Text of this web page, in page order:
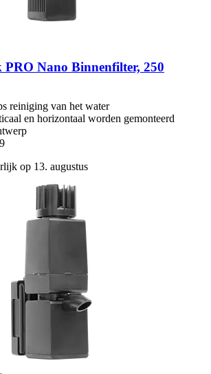
PRO Nano Binnenfilter, 250
reiniging van het water
en horizontaal worden gemonteerd
op 13. augustus